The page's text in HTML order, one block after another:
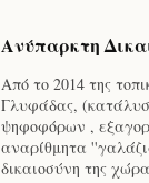
Ανύπαρκτη
Από το 2014 της
Γλυφάδας,
ψηφοφόρων ,
αναρίθμητα
δικαιοσύνη της